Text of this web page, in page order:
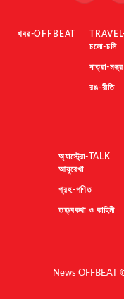
খবর-OFFBEAT
চলো-চলি
যাত্রা-মন্ত্র
রঙ-রীতি
অ্যাস্ট্রো-TALK
আয়ুরেখা
গ্রহ-গণিত
তত্ত্বকথা ও কাহিনী
News